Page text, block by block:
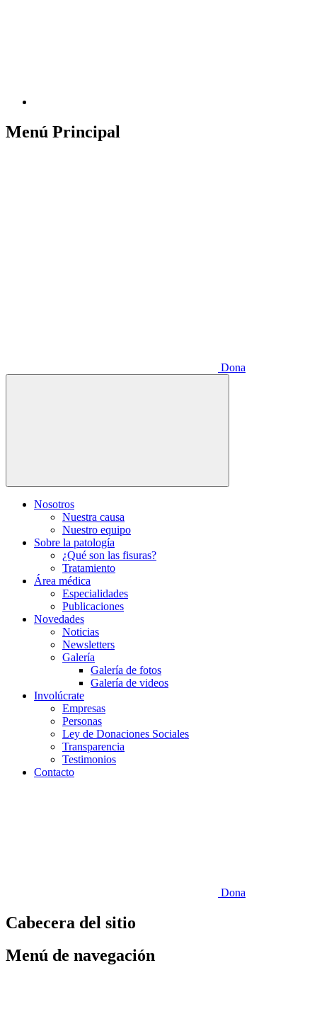
Menú Principal
Dona
Nosotros
Nuestra causa
Nuestro equipo
Sobre la patología
¿Qué son las fisuras?
Tratamiento
Área médica
Especialidades
Publicaciones
Novedades
Noticias
Newsletters
Galería
Galería de fotos
Galería de videos
Involúcrate
Empresas
Personas
Ley de Donaciones Sociales
Transparencia
Testimonios
Contacto
Dona
Cabecera del sitio
Menú de navegación